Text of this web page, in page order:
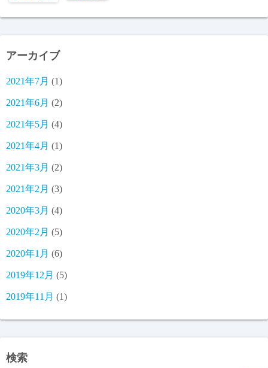
アーカイブ
2021年7月 (1)
2021年6月 (2)
2021年5月 (4)
2021年4月 (1)
2021年3月 (2)
2021年2月 (3)
2020年3月 (4)
2020年2月 (5)
2020年1月 (6)
2019年12月 (5)
2019年11月 (1)
検索